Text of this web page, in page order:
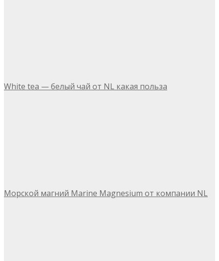
White tea — белый чай от NL какая польза
Морской магний Marine Magnesium от компании NL